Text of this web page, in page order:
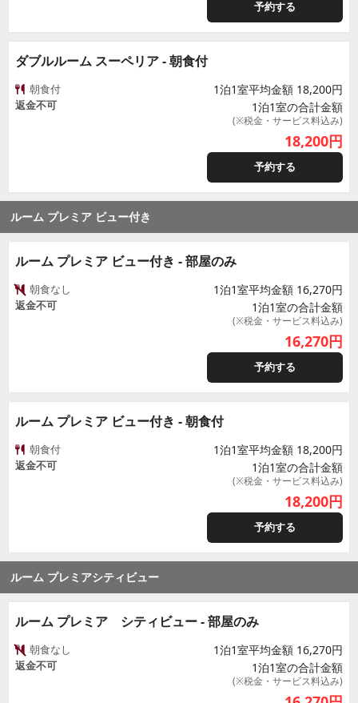
予約する
ダブルルーム スーペリア - 朝食付
朝食付
返金不可
1泊1室平均金額 18,200円
1泊1室の合計金額
(※税金・サービス料込み)
18,200円
予約する
ルーム プレミア ビュー付き
ルーム プレミア ビュー付き - 部屋のみ
朝食なし
返金不可
1泊1室平均金額 16,270円
1泊1室の合計金額
(※税金・サービス料込み)
16,270円
予約する
ルーム プレミア ビュー付き - 朝食付
朝食付
返金不可
1泊1室平均金額 18,200円
1泊1室の合計金額
(※税金・サービス料込み)
18,200円
予約する
ルーム プレミアシティビュー
ルーム プレミア シティビュー - 部屋のみ
朝食なし
返金不可
1泊1室平均金額 16,270円
1泊1室の合計金額
(※税金・サービス料込み)